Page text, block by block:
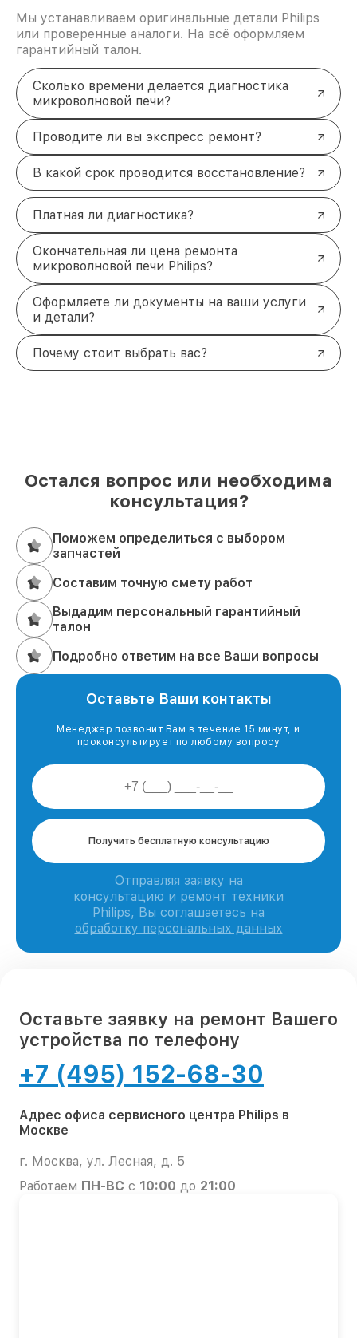
Мы устанавливаем оригинальные детали Philips
или проверенные аналоги. На всё оформляем
гарантийный талон.
Сколько времени делается диагностика
микроволновой печи?
Проводите ли вы экспресс ремонт?
В какой срок проводится восстановление?
Платная ли диагностика?
Окончательная ли цена ремонта
микроволновой печи Philips?
Оформляете ли документы на ваши услуги
и детали?
Почему стоит выбрать вас?
Остался вопрос или необходима
консультация?
Поможем определиться с выбором
запчастей
Составим точную смету работ
Выдадим персональный гарантийный
талон
Подробно ответим на все Ваши вопросы
Оставьте Ваши контакты
Менеджер позвонит Вам в течение 15 минут, и
проконсультирует по любому вопросу
Получить бесплатную консультацию
Отправляя заявку на
консультацию и ремонт техники
Philips, Вы соглашаетесь на
обработку персональных данных
Оставьте заявку на ремонт Вашего
устройства по телефону
+7 (495) 152-68-30
Адрес офиса сервисного центра Philips в
Москве
г. Москва, ул. Лесная, д. 5
Работаем ПН-ВС с 10:00 до 21:00